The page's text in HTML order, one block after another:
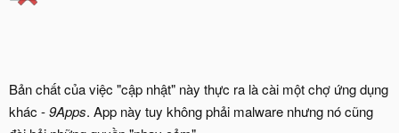
Bản chất của việc "cập nhật" này thực ra là cài một chợ ứng dụng
khác -9Apps. App này tuy không phải malware nhưng nó cũng